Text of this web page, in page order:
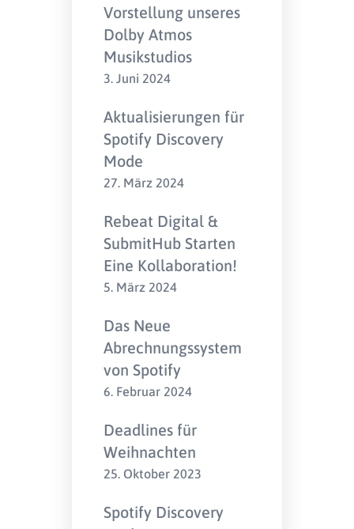
Vorstellung unseres
Dolby Atmos
Musikstudios
3. Juni 2024
Aktualisierungen für
Spotify Discovery
Mode
27. März 2024
Rebeat Digital &
SubmitHub Starten
Eine Kollaboration!
5. März 2024
Das Neue
Abrechnungssystem
von Spotify
6. Februar 2024
Deadlines für
Weihnachten
25. Oktober 2023
Spotify Discovery